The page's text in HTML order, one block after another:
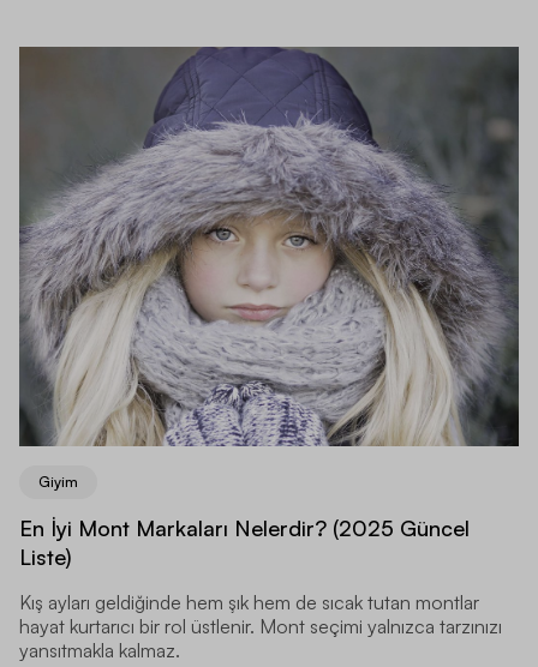
Giyim
En İyi Mont Markaları Nelerdir? (2025 Güncel
Liste)
Kış ayları geldiğinde hem şık hem de sıcak tutan montlar
hayat kurtarıcı bir rol üstlenir. Mont seçimi yalnızca tarzınızı
yansıtmakla kalmaz.